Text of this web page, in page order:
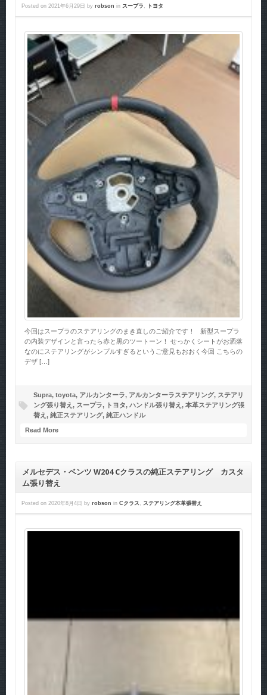
Posted on 2021年6月29日 by robson in スープラ , トヨタ
今回はスープラのステアリングのまき直しのご紹介です！ 新型スープラ
の内装デザインと言ったら赤と黒のツートーン！ せっかくシートがお洒落
なのにステアリングがシンプルすぎるというご意見もおおく今回 こちらの
デザ […]
Supra, toyota, アルカンターラ, アルカンターラステアリング, ステアリ
ング張り替え , スープラ, トヨタ, ハンドル張り替え , 本革ステアリング張
替え , 純正ステアリング, 純正ハンドル
Read More
メルセデス・ベンツ W204 Cクラスの純正ステアリング カスタ
ム張り替え
Posted on 2020年8月4日 by robson in Cクラス , ステアリング本革張替え